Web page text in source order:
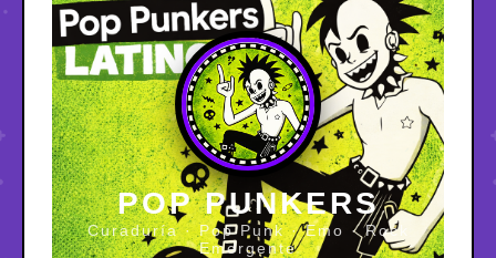
POP PUNKERS
Curaduría · Pop Punk · Emo · Rock
Emergente